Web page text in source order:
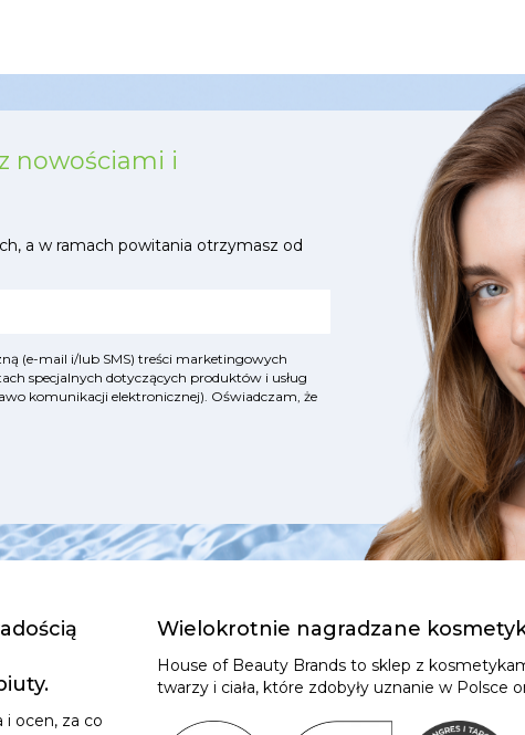
nowościami i
a w ramach powitania otrzymasz od
(e-mail i/lub SMS) treści marketingowych
specjalnych dotyczących produktów i usług
komunikacji elektronicznej). Oświadczam, że
ocen, za co
Wielokrotnie nagradzane
House of Beauty Brands to sklep z
twarzy i ciała, które zdobyły uznanie w Polsce